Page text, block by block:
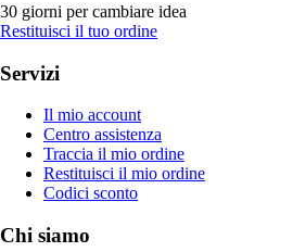
30 giorni per cambiare idea
Restituisci il tuo ordine
Servizi
Il mio account
Centro assistenza
Traccia il mio ordine
Restituisci il mio ordine
Codici sconto
Chi siamo